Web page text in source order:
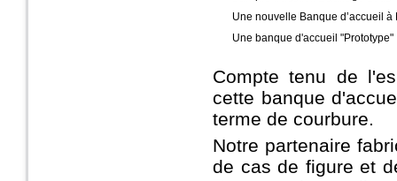
Une nouvelle Banque d’accueil à
Une banque d'accueil "Prototype"
Compte tenu de
cette banque
terme de courbure.
Notre partenaire
de cas de figure et